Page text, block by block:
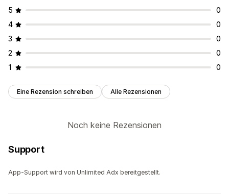
5
0
4
0
3
0
2
0
1
0
Eine Rezension schreiben Alle Rezensionen
Noch keine Rezensionen
Support
App-Support wird von Unlimited Adx bereitgestellt.